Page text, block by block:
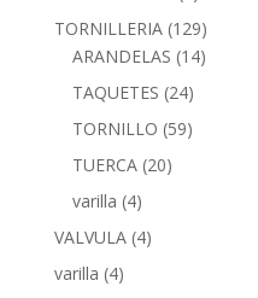
TORNILLERIA (129)
ARANDELAS (14)
TAQUETES (24)
TORNILLO (59)
TUERCA (20)
varilla (4)
VALVULA (4)
varilla (4)